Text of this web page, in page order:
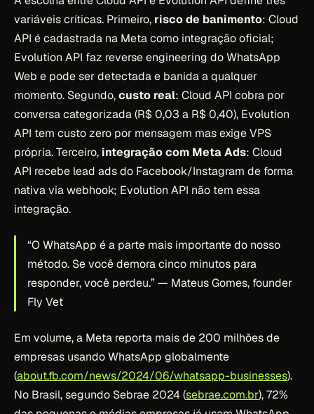
variáveis críticas. Primeiro, risco de banimento: Cloud
API é cadastrada na Meta como integração oficial;
Evolution API faz reverse engineering do WhatsApp
Web e pode ser detectada e banida a qualquer
momento. Segundo,custo real: Cloud API cobra por
conversa categorizada (R$ 0,03 a R$ 0,40), Evolution
API tem custo zero por mensagem mas exige VPS
própria. Terceiro, integração com Meta Ads: Cloud
API recebe lead ads do Facebook/Instagram de forma
nativa via webhook; Evolution API não tem essa
integração.
“O WhatsApp é a parte mais importante do nosso
método. Se você demora cinco minutos para
responder, você perdeu.”— Mateus Gomes, founder
Fly Vet
Em volume, a Meta reporta mais de 200 milhões de
empresas usando WhatsApp globalmente
(about.fb.com/news/2024/06/whatsapp-businesses).
No Brasil, segundo Sebrae 2024 (sebrae.com.br), 72%